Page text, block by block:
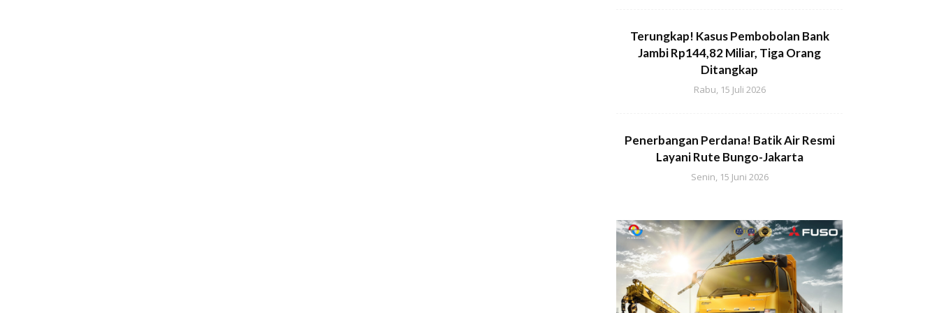
Terungkap! Kasus Pembobolan Bank
Jambi Rp144,82 Miliar, Tiga Orang
Ditangkap
Rabu, 15 Juli 2026
Penerbangan Perdana! Batik Air Resmi
Layani Rute Bungo-Jakarta
Senin, 15 Juni 2026